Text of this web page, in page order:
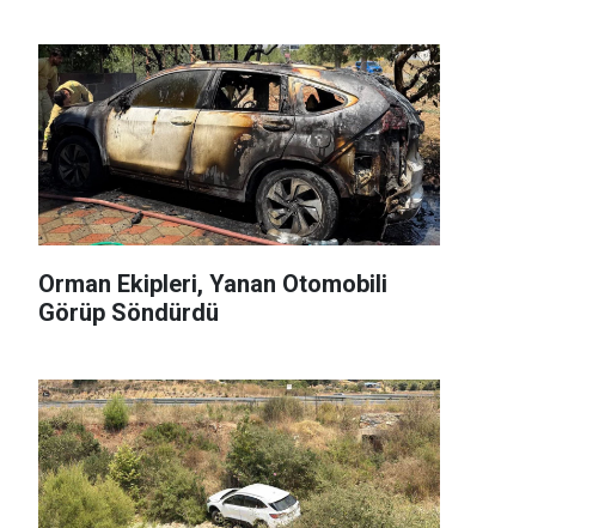
Orman Ekipleri, Yanan Otomobili
Görüp Söndürdü